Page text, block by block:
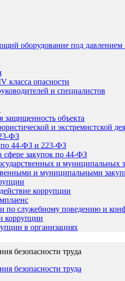
оборудование под давлением
класса опасности
и специалистов
защищенность объекта
и экстремистской
ФЗ
44-ФЗ и 223-ФЗ
сфере закупок по 44-ФЗ
и муниципальных
и муниципальными
коррупции
по служебному поведению и
коррупции
в организациях
безопасности труда
безопасности труда